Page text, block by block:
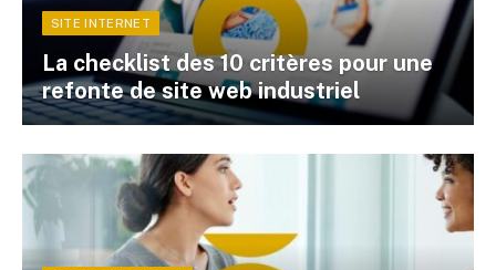
SITE INTERNET
La checklist des 10 critères pour une
refonte de site web industriel